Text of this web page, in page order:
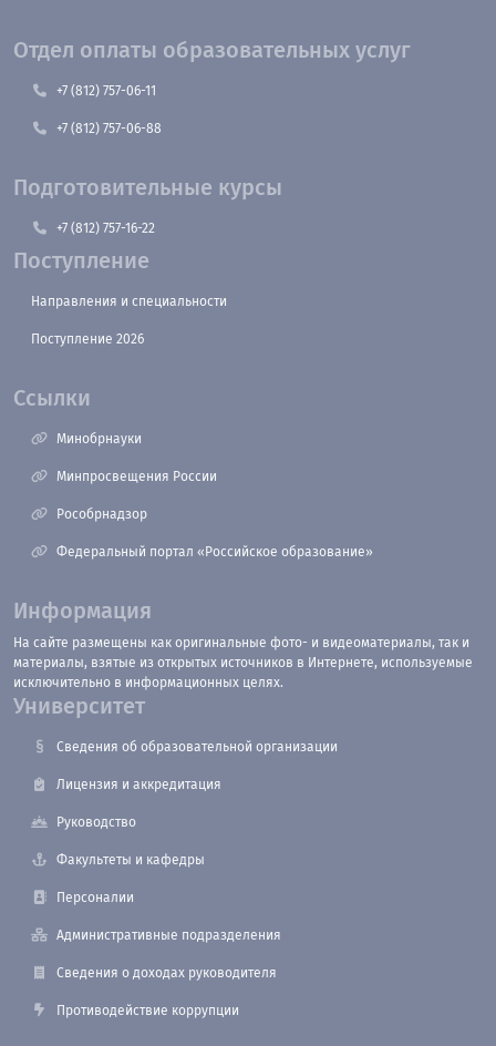
Отдел оплаты образовательных услуг
+7 (812) 757-06-11
+7 (812) 757-06-88
Подготовительные курсы
+7 (812) 757-16-22
Поступление
Направления и специальности
Поступление 2026
Ссылки
Минобрнауки
Минпросвещения России
Рособрнадзор
Федеральный портал «Российское образование»
Информация
На сайте размещены как оригинальные фото- и видеоматериалы, так и
материалы, взятые из открытых источников в Интернете, используемые
исключительно в информационных целях.
Университет
Сведения об образовательной организации
Лицензия и аккредитация
Руководство
Факультеты и кафедры
Персоналии
Административные подразделения
Сведения о доходах руководителя
Противодействие коррупции